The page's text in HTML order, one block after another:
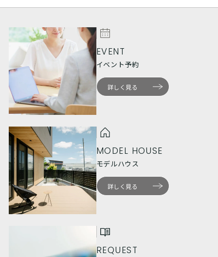
EVENT
イベント予約
詳しく見る
MODEL HOUSE
モデルハウス
詳しく見る
REQUEST